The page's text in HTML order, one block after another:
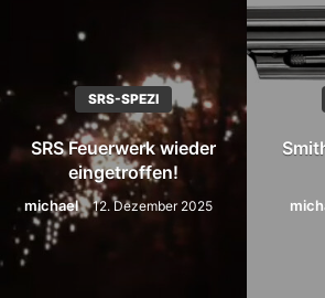
SRS-SPEZI
SRS Feuerwerk wieder
eingetroffen!
michael 12. Dezember 2025